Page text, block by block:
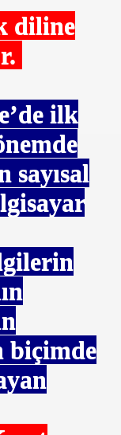
diline
ilk
sayısal
biçimde